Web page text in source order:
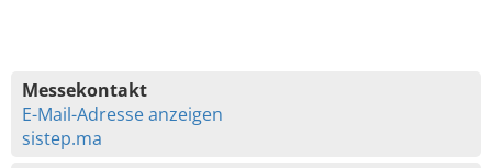
Messekontakt
E-Mail-Adresse anzeigen
sistep.ma